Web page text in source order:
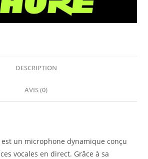
DESCRIPTION
AVIS (0)
est un microphone dynamique conçu
vocales en direct. Grâce à sa